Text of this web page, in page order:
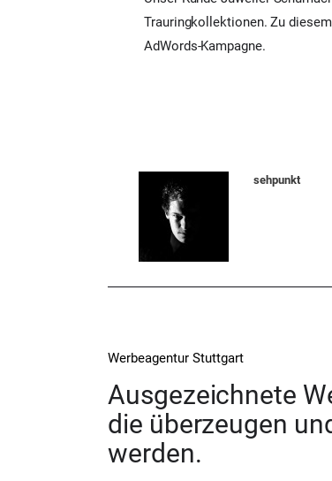
Trauringkollektionen. Zu
AdWords-Kampagne.
sehpunkt
Werbeagentur Stuttgart
Ausgezeichnete
die überzeugen
werden.